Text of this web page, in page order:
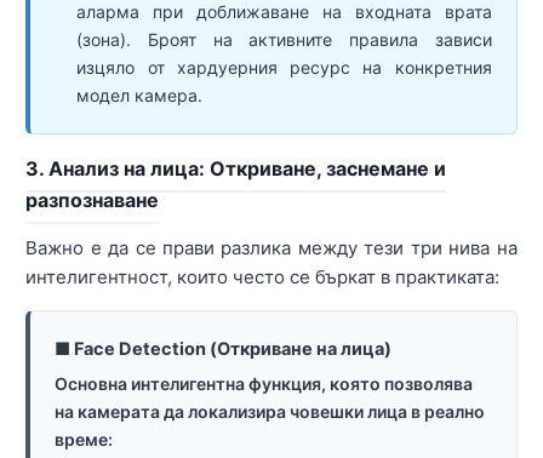
аларма при доближаване на входната врата
(зона). Броят на активните правила зависи
изцяло от хардуерния ресурс на конкретния
модел камера.
3. Анализ на лица: Откриване, заснемане и
разпознаване
Важно е да се прави разлика между тези три нива на
интелигентност, които често се бъркат в практиката:
■ Face Detection (Откриване на лица)
Основна интелигентна функция, която позволява
на камерата да локализира човешки лица в реално
време: